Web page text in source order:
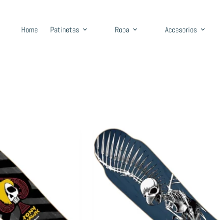
Home Patinetas Ropa Accesorios